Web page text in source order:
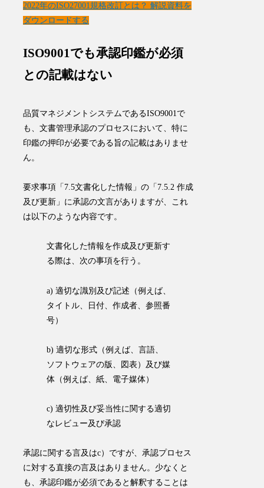
2022年のISO27001規格改訂とは？ 解説資料を
ダウンロードする
ISO9001でも承認印鑑が必須
との記載はない
品質マネジメントシステムであるISO9001で
も、文書管理承認のプロセスにおいて、特に
印鑑の押印が必要である旨の記載はありませ
ん。
要求事項「7.5文書化した情報」の「7.5.2 作成
及び更新」に承認の文言がありますが、これ
は以下のような内容です。
文書化した情報を作成及び更新す
る際は、次の事項を行う。
a) 適切な識別及び記述（例えば、
タイトル、日付、作成者、参照番
号）
b) 適切な形式（例えば、言語、
ソフトウェアの版、図表）及び媒
体（例えば、紙、電子媒体）
c) 適切性及び妥当性に関する適切
なレビュー及び承認
承認に関する言及はc）ですが、承認プロセス
に対する直接の言及はありません。少なくと
も、承認印鑑が必須であると解釈することは